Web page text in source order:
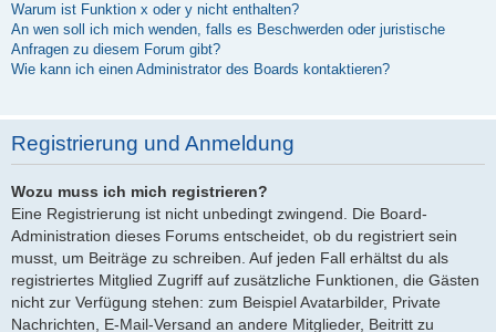
Warum ist Funktion x oder y nicht enthalten?
An wen soll ich mich wenden, falls es Beschwerden oder juristische
Anfragen zu diesem Forum gibt?
Wie kann ich einen Administrator des Boards kontaktieren?
Registrierung und Anmeldung
Wozu muss ich mich registrieren?
Eine Registrierung ist nicht unbedingt zwingend. Die Board-
Administration dieses Forums entscheidet, ob du registriert sein
musst, um Beiträge zu schreiben. Auf jeden Fall erhältst du als
registriertes Mitglied Zugriff auf zusätzliche Funktionen, die Gästen
nicht zur Verfügung stehen: zum Beispiel Avatarbilder, Private
Nachrichten, E-Mail-Versand an andere Mitglieder, Beitritt zu